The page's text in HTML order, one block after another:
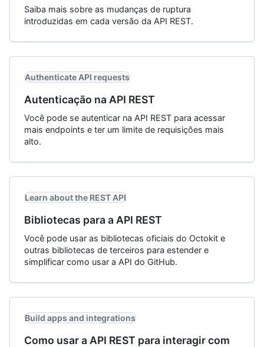
Saiba mais sobre as mudanças de ruptura
introduzidas em cada versão da API REST.
Authenticate API requests
Autenticação na API REST
Você pode se autenticar na API REST para acessar
mais endpoints e ter um limite de requisições mais
alto.
Learn about the REST API
Bibliotecas para a API REST
Você pode usar as bibliotecas oficiais do Octokit e
outras bibliotecas de terceiros para estender e
simplificar como usar a API do GitHub.
Build apps and integrations
Como usar a API REST para interagir com